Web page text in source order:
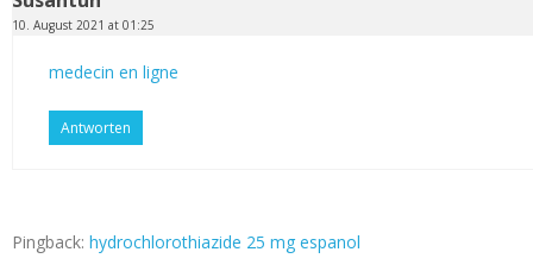
10. August 2021 at 01:25
medecin en ligne
Antworten
Pingback: hydrochlorothiazide 25 mg espanol